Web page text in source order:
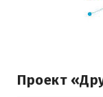
Проект